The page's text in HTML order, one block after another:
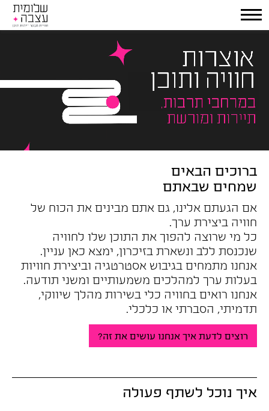
ברוכים הבאים
שמחים שבאתם
אם הגעתם אלינו, גם אתם מבינים את הכוח של
חוויה ביצירת ערך.
כל מי שרוצה להפוך את התוכן שלו לחוויה
שנכנסת ללב ונשארת בזיכרון, ימצא כאן עניין.
אנחנו מתמחים בגיבוש אסטרטגיה וביצירת חוויות
בעלות ערך למהלכים משמעותיים ומשני תודעה.
אנחנו רואים בחוויה כלי בשירות מהלך שיווקי,
תדמיתי, הסברתי או כלכלי.
רוצים לדעת איך אנחנו עושים את זה?
איך נוכל לשתף פעולה